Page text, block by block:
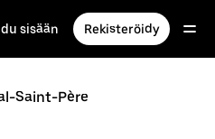
sisään Rekisteröidy
Saint-Père